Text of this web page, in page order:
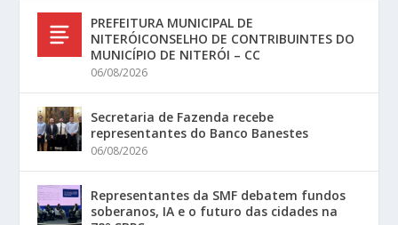
PREFEITURA MUNICIPAL DE
NITERÓICONSELHO DE CONTRIBUINTES DO
MUNICÍPIO DE NITERÓI – CC
06/08/2026
Secretaria de Fazenda recebe
representantes do Banco Banestes
06/08/2026
Representantes da SMF debatem fundos
soberanos, IA e o futuro das cidades na